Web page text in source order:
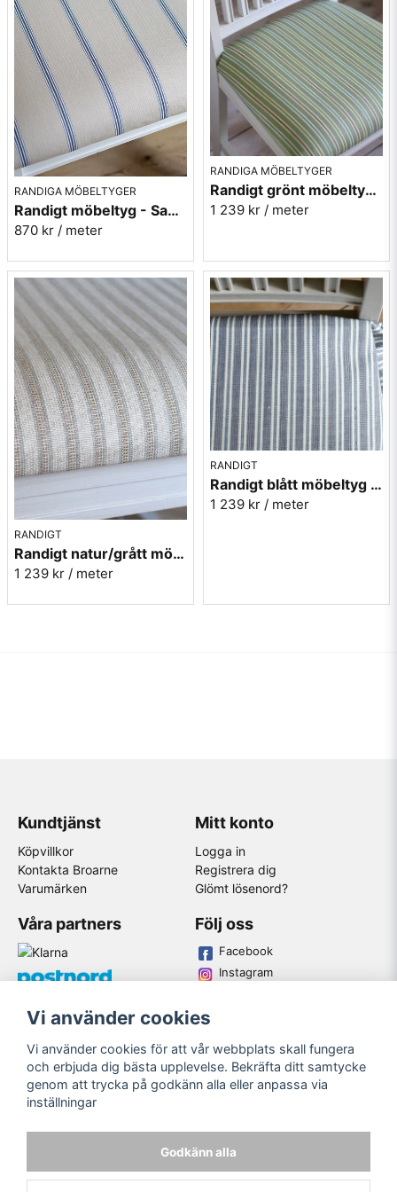
RANDIGA MÖBELTYGER
Randigt möbeltyg - Sanderson Annis Biscuit indigo
870 kr / meter
RANDIGA MÖBELTYGER
Randigt grönt möbeltyg - Sanderson 237212
1 239 kr / meter
RANDIGT
Randigt natur/grått möbeltyg - Sanderson 237207
1 239 kr / meter
RANDIGT
Randigt blått möbeltyg - Sanderson 237215
1 239 kr / meter
Kundtjänst
Köpvillkor
Kontakta Broarne
Varumärken
Mitt konto
Logga in
Registrera dig
Glömt lösenord?
Våra partners Följ oss
Facebook
Instagram
© Copyright
Vi använder cookies
Vi använder cookies för att vår webbplats skall fungera
och erbjuda dig bästa upplevelse. Bekräfta ditt samtycke
genom att trycka på godkänn alla eller anpassa via
inställningar
Godkänn alla